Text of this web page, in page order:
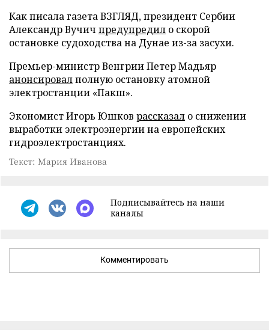
Как писала газета ВЗГЛЯД, президент Сербии
Александр Вучич предупредил о скорой
остановке судоходства на Дунае из-за засухи.
Премьер-министр Венгрии Петер Мадьяр
анонсировалполную остановку атомной
электростанции «Пакш».
Экономист Игорь Юшков рассказал о снижении
выработки электроэнергии на европейских
гидроэлектростанциях.
Текст: Мария Иванова
Подписывайтесь на наши
каналы
Комментировать